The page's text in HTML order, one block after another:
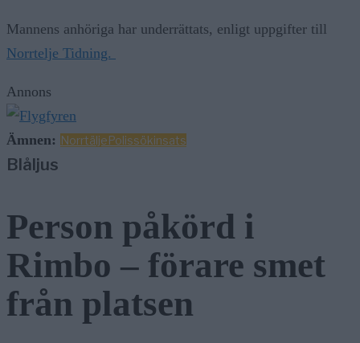
Mannens anhöriga har underrättats, enligt uppgifter till
Norrtelje Tidning.
Annons
Ämnen: NorrtäljePolissökinsats
Blåljus
Person påkörd i
Rimbo – förare smet
från platsen